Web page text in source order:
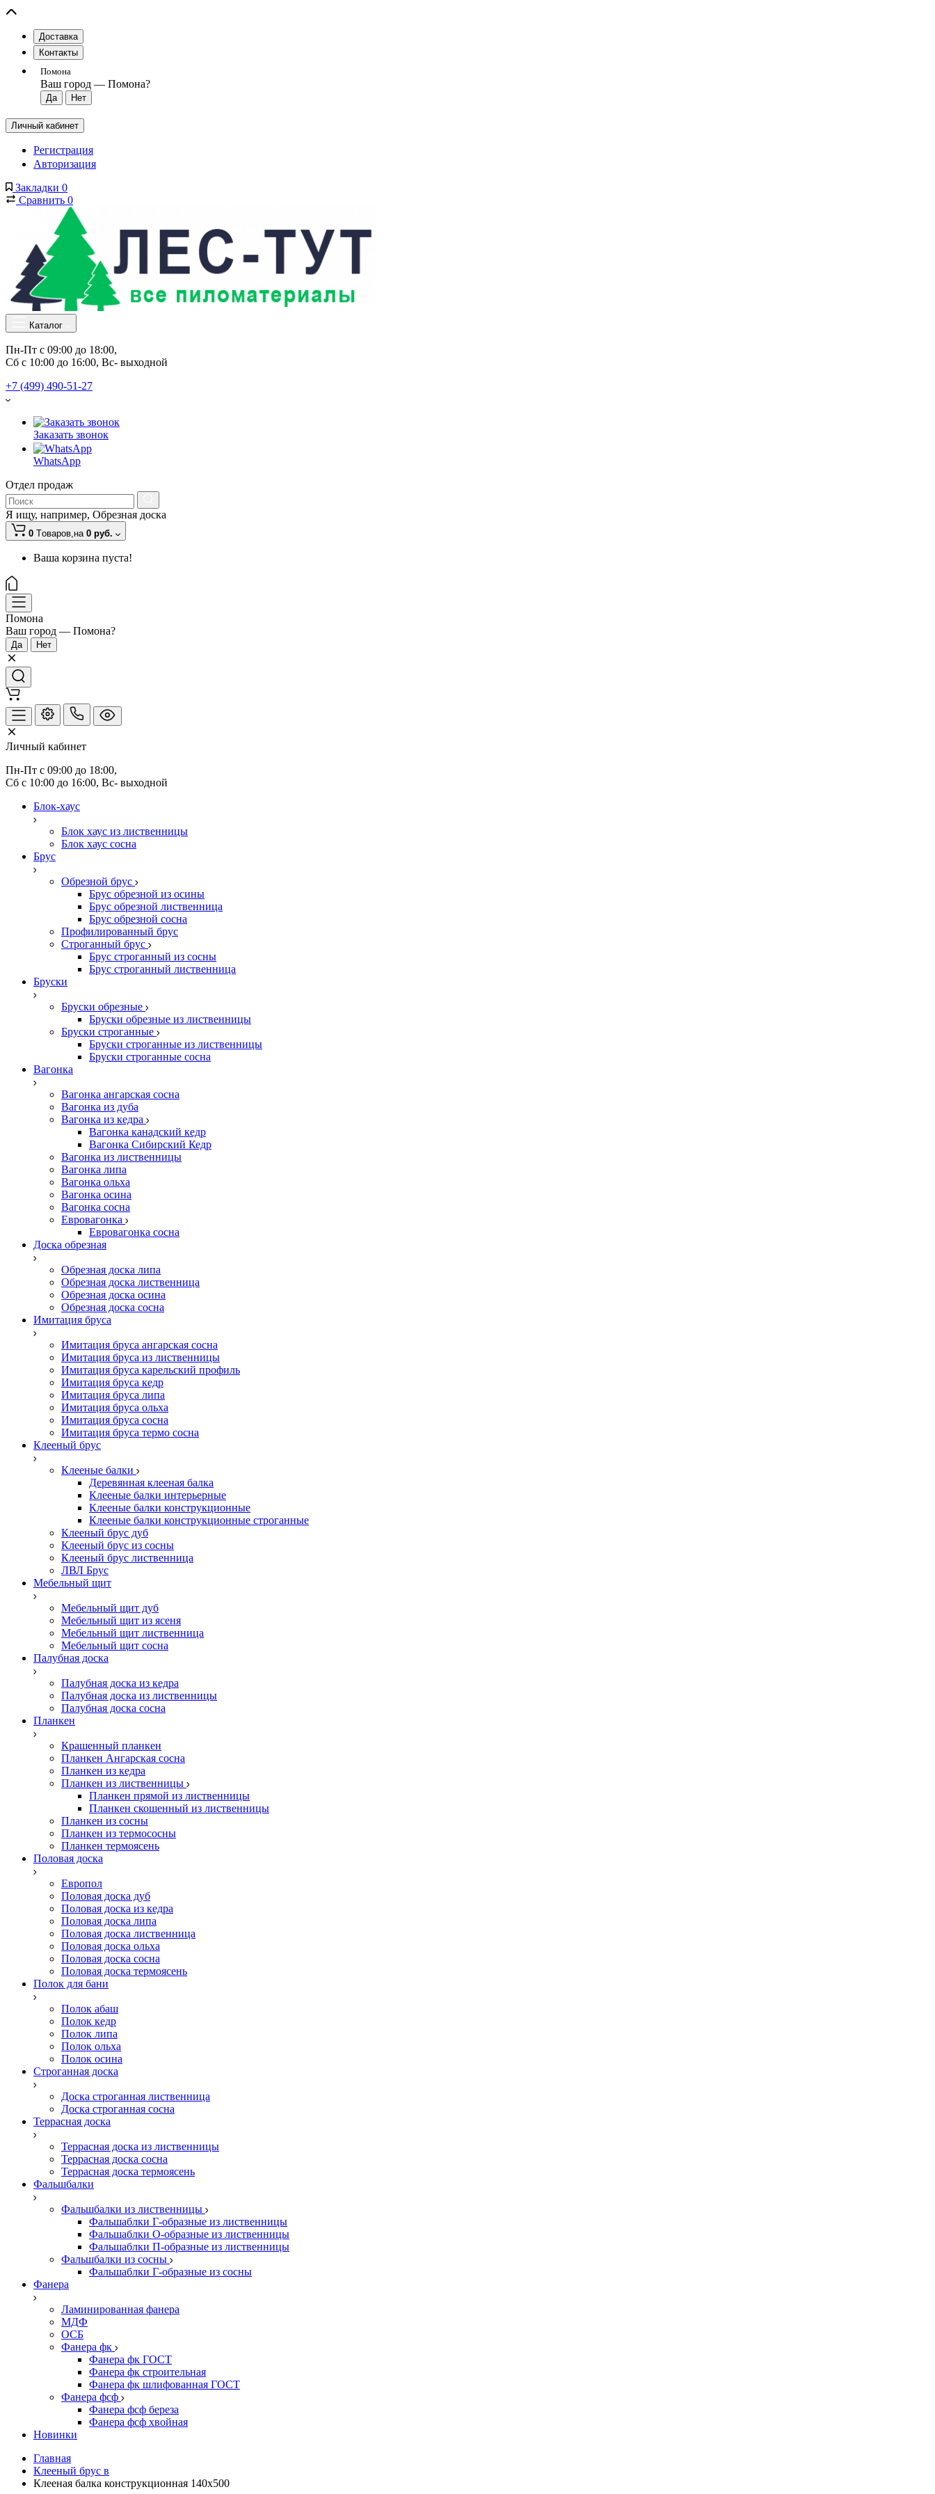
Доставка
Контакты
Помона
Ваш город — Помона?
Личный кабинет
Регистрация
Авторизация
Закладки 0
Сравнить 0
Каталог
Пн-Пт с 09:00 до 18:00,
Сб с 10:00 до 16:00, Вс- выходной
+7 (499) 490-51-27
Заказать звонок
WhatsApp
Отдел продаж
Я ищу, например, Обрезная доска
0 Tоваров,на 0 руб.
Ваша корзина пуста!
Помона
Ваш город — Помона?
Личный кабинет
Пн-Пт с 09:00 до 18:00,
Сб с 10:00 до 16:00, Вс- выходной
Блок-хаус
Блок хаус из лиственницы
Блок хаус сосна
Брус
Обрезной брус
Брус обрезной из осины
Брус обрезной лиственница
Брус обрезной сосна
Профилированный брус
Строганный брус
Брус строганный из сосны
Брус строганный лиственница
Бруски
Бруски обрезные
Бруски обрезные из лиственницы
Бруски строганные
Бруски строганные из лиственницы
Бруски строганные сосна
Вагонка
Вагонка ангарская сосна
Вагонка из дуба
Вагонка из кедра
Вагонка канадский кедр
Вагонка Сибирский Кедр
Вагонка из лиственницы
Вагонка липа
Вагонка ольха
Вагонка осина
Вагонка сосна
Евровагонка
Евровагонка сосна
Доска обрезная
Обрезная доска липа
Обрезная доска лиственница
Обрезная доска осина
Обрезная доска сосна
Имитация бруса
Имитация бруса ангарская сосна
Имитация бруса из лиственницы
Имитация бруса карельский профиль
Имитация бруса кедр
Имитация бруса липа
Имитация бруса ольха
Имитация бруса сосна
Имитация бруса термо сосна
Клееный брус
Клееные балки
Деревянная клееная балка
Клееные балки интерьерные
Клееные балки конструкционные
Клееные балки конструкционные строганные
Клееный брус дуб
Клееный брус из сосны
Клееный брус лиственница
ЛВЛ Брус
Мебельный щит
Мебельный щит дуб
Мебельный щит из ясеня
Мебельный щит лиственница
Мебельный щит сосна
Палубная доска
Палубная доска из кедра
Палубная доска из лиственницы
Палубная доска сосна
Планкен
Крашенный планкен
Планкен Ангарская сосна
Планкен из кедра
Планкен из лиственницы
Планкен прямой из лиственницы
Планкен скошенный из лиственницы
Планкен из сосны
Планкен из термососны
Планкен термоясень
Половая доска
Европол
Половая доска дуб
Половая доска из кедра
Половая доска липа
Половая доска лиственница
Половая доска ольха
Половая доска сосна
Половая доска термоясень
Полок для бани
Полок абаш
Полок кедр
Полок липа
Полок ольха
Полок осина
Строганная доска
Доска строганная лиственница
Доска строганная сосна
Террасная доска
Террасная доска из лиственницы
Террасная доска сосна
Террасная доска термоясень
Фальшбалки
Фальшбалки из лиственницы
Фальшаблки Г-образные из лиственницы
Фальшаблки О-образные из лиственницы
Фальшаблки П-образные из лиственницы
Фальшбалки из сосны
Фальшаблки Г-образные из сосны
Фанера
Ламинированная фанера
МДФ
ОСБ
Фанера фк
Фанера фк ГОСТ
Фанера фк строительная
Фанера фк шлифованная ГОСТ
Фанера фсф
Фанера фсф береза
Фанера фсф хвойная
Новинки
Главная
Клееный брус в
Клееная балка конструкционная 140х500